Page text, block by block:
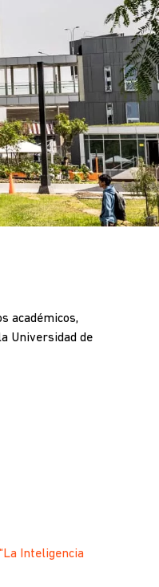
académicos,
Universidad de
Inteligencia